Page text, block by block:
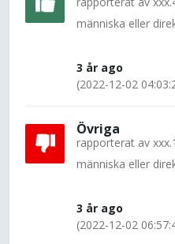
människa eller
3 år ago
(2022-12-02
Övriga
rapporterat av
människa eller
3 år ago
(2022-12-02